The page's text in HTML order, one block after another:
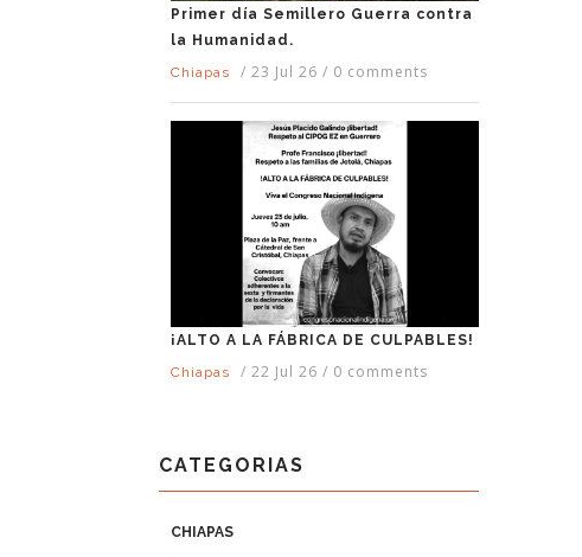
Primer día Semillero Guerra contra
la Humanidad.
Chiapas
/ 23 Jul 26 / 0 comments
¡ALTO A LA FÁBRICA DE CULPABLES!
Chiapas
/ 22 Jul 26 / 0 comments
CATEGORIAS
CHIAPAS